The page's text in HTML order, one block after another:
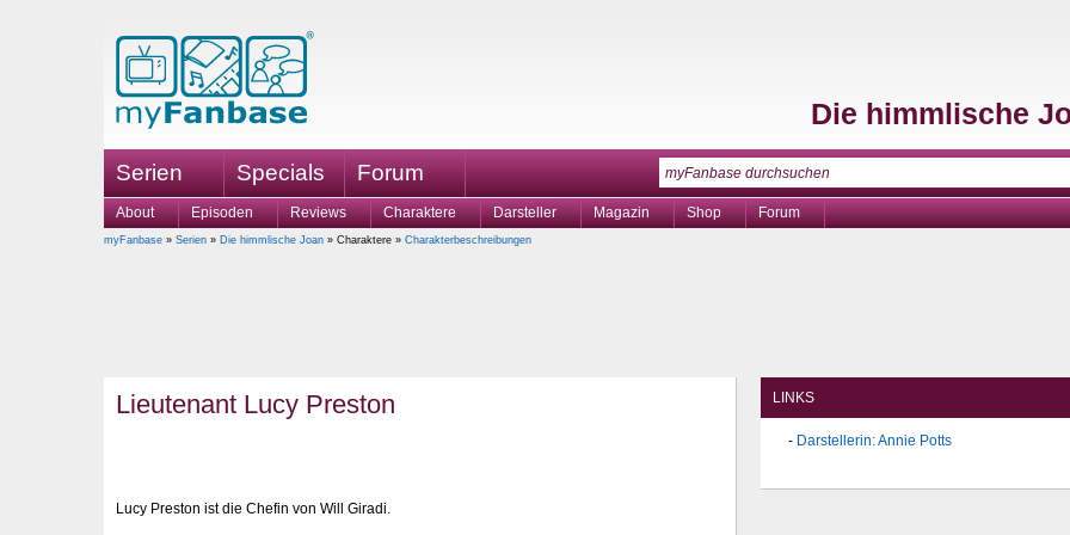
Die himmlische
Serien Specials Forum
About Episoden Reviews Charaktere Darsteller Magazin Shop Forum
myFanbase » Serien » Die himmlische Joan » Charaktere » Charakterbeschreibungen
Lieutenant Lucy Preston
Lucy Preston ist die Chefin von Will Giradi.
LINKS
Darstellerin: Annie Potts